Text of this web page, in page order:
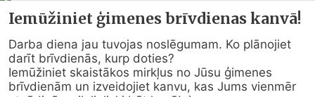
Iemūžiniet ģimenes brīvdienas kanvā!
Darba diena jau tuvojas noslēgumam. Ko plānojiet
darīt brīvdienās, kurp doties?
Iemūžiniet skaistākos mirkļus no Jūsu ģimenes
brīvdienām un izveidojiet kanvu, kas Jums vienmēr